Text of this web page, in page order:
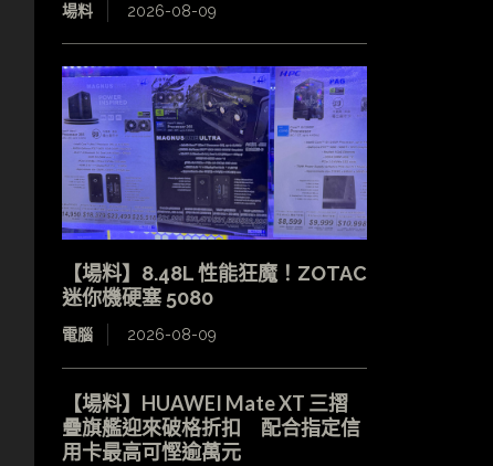
場料 2026-08-09
【場料】8.48L 性能狂魔！ZOTAC
迷你機硬塞 5080
電腦 2026-08-09
【場料】HUAWEI Mate XT 三摺
疊旗艦迎來破格折扣 配合指定信
用卡最高可慳逾萬元